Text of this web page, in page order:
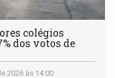
colégios
dos votos de
2026 às 14:00